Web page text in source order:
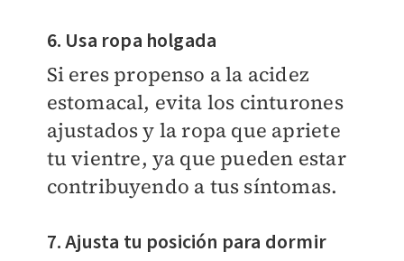
6. Usa ropa holgada
Si eres propenso a la acidez
estomacal, evita los cinturones
ajustados y la ropa que apriete
tu vientre, ya que pueden estar
contribuyendo a tus síntomas.
7. Ajusta tu posición para dormir